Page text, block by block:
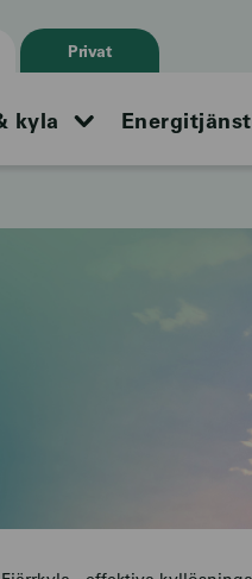
Privat
kyla